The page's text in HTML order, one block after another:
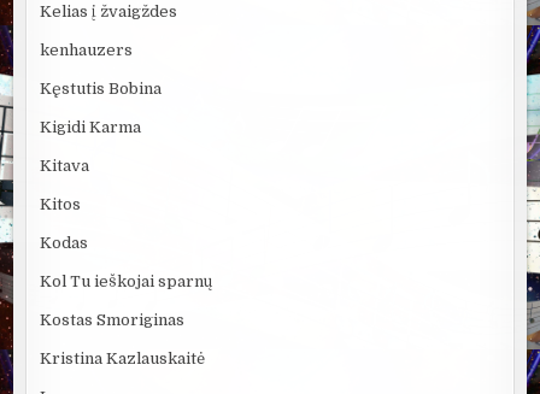
Kelias į žvaigždes
kenhauzers
Kęstutis Bobina
Kigidi Karma
Kitava
Kitos
Kodas
Kol Tu ieškojai sparnų
Kostas Smoriginas
Kristina Kazlauskaitė